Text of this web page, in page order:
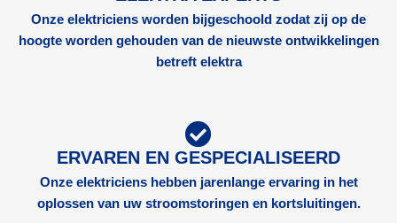
Onze elektriciens worden bijgeschoold zodat zij op de
hoogte worden gehouden van de nieuwste ontwikkelingen
betreft elektra
ERVAREN EN GESPECIALISEERD
Onze elektriciens hebben jarenlange ervaring in het
oplossen van uw stroomstoringen en kortsluitingen.